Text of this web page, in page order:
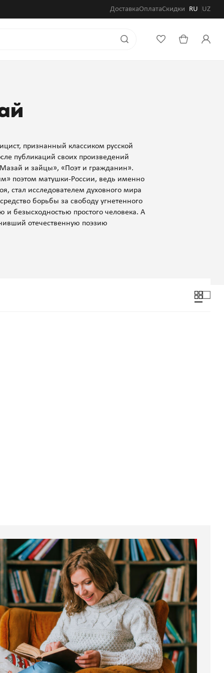
ДоставкаОплатаСкидки RU UZ
признанный классиком русской
публикаций своих произведений
и зайцы», «Поэт и гражданин».
поэтом матушки-России, ведь именно
стал исследователем духовного мира
борьбы за свободу угнетенного
и безысходностью простого человека. А
отечественную поэзию